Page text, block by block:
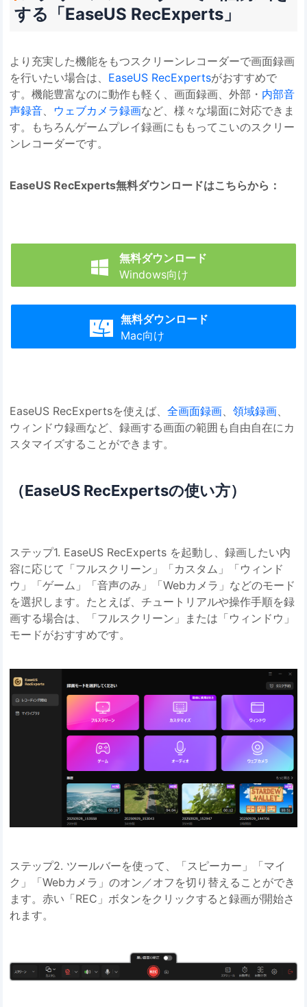
する「EaseUS RecExperts」
より充実した機能をもつスクリーンレコーダーで画面録画
を行いたい場合は、 EaseUS RecExpertsがおすすめで
す。機能豊富なのに動作も軽く、画面録画、外部・ 内部音
声録音
ウェブカメラ録画など、様々な場面に対応できま
す。もちろんゲームプレイ録画にももってこいのスクリー
ンレコーダーです。
EaseUS RecExperts無料ダウンロードはこちらから：

無料ダウンロード
Windows向け

無料ダウンロード
Mac向け
EaseUS RecExpertsを使えば、全画面録画、領域録画、
ウィンドウ録画など、録画する画面の範囲も自由自在にカ
スタマイズすることができます。
（EaseUS RecExpertsの使い方）
ステップ1. EaseUS RecExperts を起動し、録画したい内
容に応じて「フルスクリーン」「カスタム」「ウィンド
ウ」「ゲーム」「音声のみ」「Webカメラ」などのモード
を選択します。たとえば、チュートリアルや操作手順を録
画する場合は、「フルスクリーン」または「ウィンドウ」
モードがおすすめです。
ステップ2. ツールバーを使って、「スピーカー」「マイ
ク」「Webカメラ」のオン／オフを切り替えることができ
ます。赤い「REC」ボタンをクリックすると録画が開始さ
れます。